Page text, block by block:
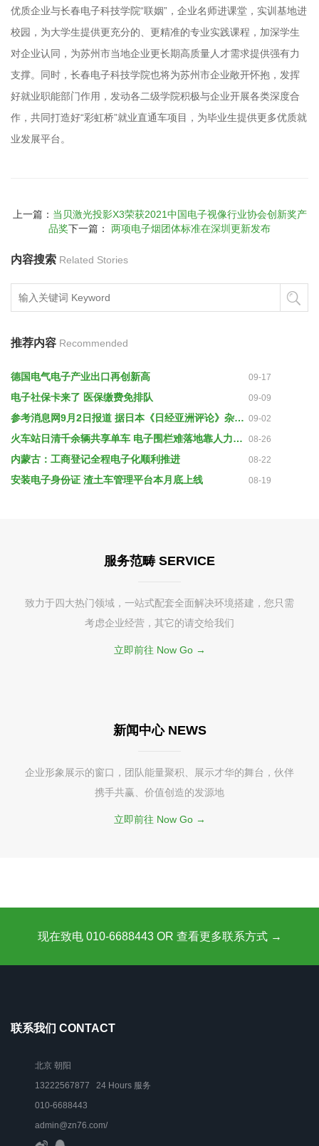
优质企业与长春电子科技学院“联姻”，企业名师进课堂，实训基地进
校园，为大学生提供更充分的、更精准的专业实践课程，加深学生
对企业认同，为苏州市当地企业更长期高质量人才需求提供强有力
支撑。同时，长春电子科技学院也将为苏州市企业敞开怀抱，发挥
好就业职能部门作用，发动各二级学院积极与企业开展各类深度合
作，共同打造好“彩虹桥”就业直通车项目，为毕业生提供更多优质就
业发展平台。
上一篇： 当贝激光投影X3荣获2021中国电子视像行业协会创新奖产
品奖下一篇： 两项电子烟团体标准在深圳更新发布
内容搜索 Related Stories
推荐内容 Recommended
德国电气电子产业出口再创新高 09-17
电子社保卡来了 医保缴费免排队 09-09
参考消息网9月2日报道 据日本《日经亚洲评论》杂志网站8月22日报道称，日本防卫省计划把军力建设的重点放在加强自卫队的电子作战能力上，它寄望于在现代战争的一个关键领域赶上其他大国。 09-02
火车站日清千余辆共享单车 电子围栏难落地靠人力能撑多久 08-26
内蒙古：工商登记全程电子化顺利推进 08-22
安装电子身份证 渣土车管理平台本月底上线 08-19
服务范畴 SERVICE
致力于四大热门领域，一站式配套全面解决环境搭建，您只需
考虑企业经营，其它的请交给我们
立即前往 Now Go →
新闻中心 NEWS
企业形象展示的窗口，团队能量聚积、展示才华的舞台，伙伴
携手共赢、价值创造的发源地
立即前往 Now Go →
现在致电 010-6688443 OR 查看更多联系方式 →
联系我们 CONTACT
北京 朝阳
13222567877 24 Hours 服务
010-6688443
admin@zn76.com/